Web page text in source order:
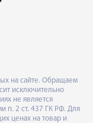
на сайте. Обращаем
исключительно
не является
п. 2 ст. 437 ГК РФ. Для
ценах на товар и